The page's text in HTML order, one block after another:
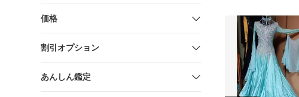
価格
割引オプション
あんしん鑑定